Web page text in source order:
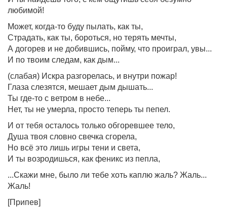
любимой!
Может, когда-то буду пылать, как ты,
Страдать, как ты, бороться, но терять мечты,
А догорев и не добившись, пойму, что проиграл, увы...
И по твоим следам, как дым...
(слабая) Искра разгорелась, и внутри пожар!
Глаза слезятся, мешает дым дышать...
Ты где-то с ветром в небе...
Нет, ты не умерла, просто теперь ты пепел.
И от тебя осталось только обгоревшее тело,
Душа твоя словно свечка сгорела,
Но всё это лишь игры тени и света,
И ты возродишься, как феникс из пепла,
...Скажи мне, было ли тебе хоть каплю жаль? Жаль...
Жаль!
[Припев]